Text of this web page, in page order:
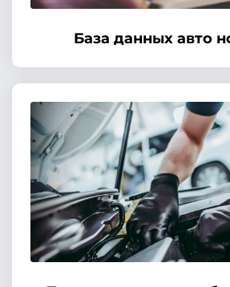
База данных авто